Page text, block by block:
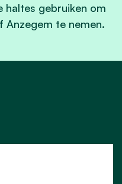
haltes gebruiken om
Anzegem te nemen.